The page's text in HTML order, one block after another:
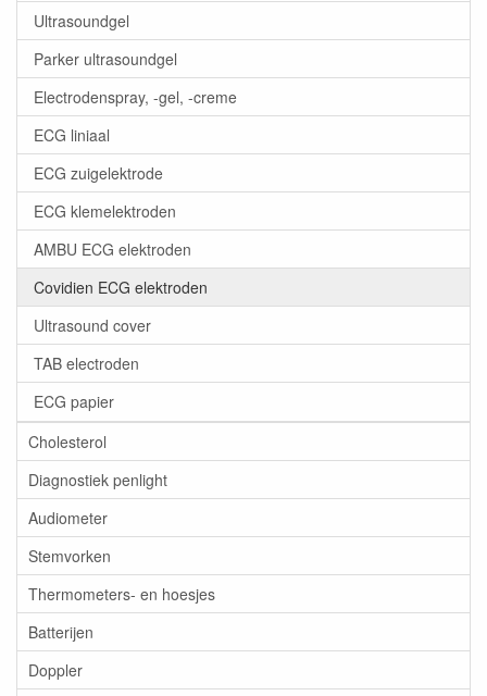
Ultrasoundgel
Parker ultrasoundgel
Electrodenspray, -gel, -creme
ECG liniaal
ECG zuigelektrode
ECG klemelektroden
AMBU ECG elektroden
Covidien ECG elektroden
Ultrasound cover
TAB electroden
ECG papier
Cholesterol
Diagnostiek penlight
Audiometer
Stemvorken
Thermometers- en hoesjes
Batterijen
Doppler